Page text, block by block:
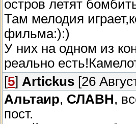
остров летят
Там мелодия
фильма:):)
У них на одном из
реально
[5] Artickus [26
Альтаир, СЛАВН,
пост.